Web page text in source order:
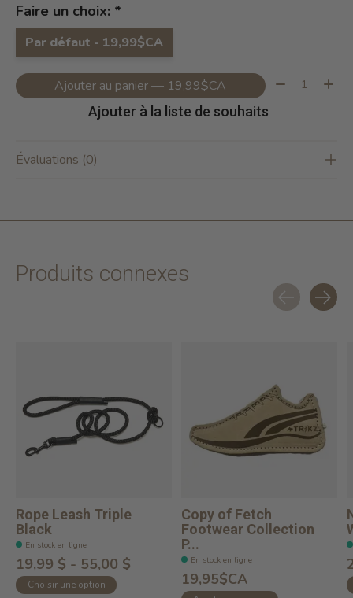
Faire un choix: *
Par défaut - 19,99$CA
Ajouter au panier — 19,99$CA Quantité:
Ajouter à la liste de souhaits
Évaluations (0)
Produits connexes
Rope Leash Triple
Black
En stock en ligne
19,99 $ - 55,00 $
Choisir une option
Copy of Fetch
Footwear Collection
P...
En stock en ligne
19,95$CA